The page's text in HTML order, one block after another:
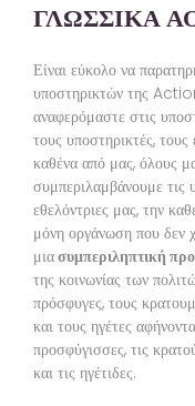
ΓΛΩΣΣΙΚΑ
Είναι εύκολο να
υποστηρικτών της
αναφερόμαστε στις
τους υποστηρικτές,
καθένα από μας, όλους
συμπεριλαμβάνουμε τις
εθελόντριες μας, την
μόνη οργάνωση που δεν
μιασυμπεριληπτική
της κοινωνίας των
πρόσφυγες, τους
και τους ηγέτες
προσφύγισσες, τις
και τις ηγέτιδες.